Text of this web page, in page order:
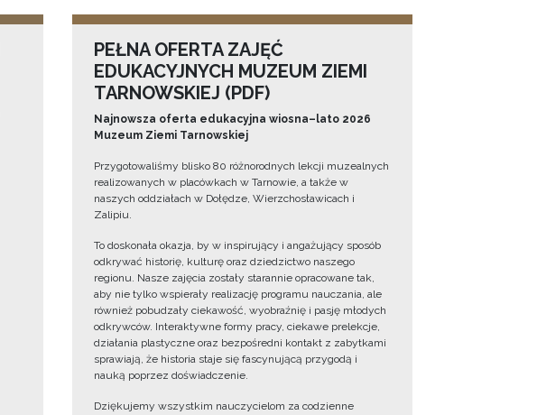
PEŁNA OFERTA ZAJĘĆ
EDUKACYJNYCH MUZEUM ZIEMI
TARNOWSKIEJ (PDF)
Najnowsza oferta edukacyjna wiosna–lato 2026
Muzeum Ziemi Tarnowskiej
Przygotowaliśmy blisko 80 różnorodnych lekcji muzealnych
realizowanych w placówkach w Tarnowie, a także w
naszych oddziałach w Dołędze, Wierzchosławicach i
Zalipiu.
To doskonała okazja, by w inspirujący i angażujący sposób
odkrywać historię, kulturę oraz dziedzictwo naszego
regionu. Nasze zajęcia zostały starannie opracowane tak,
aby nie tylko wspierały realizację programu nauczania, ale
również pobudzały ciekawość, wyobraźnię i pasję młodych
odkrywców. Interaktywne formy pracy, ciekawe prelekcje,
działania plastyczne oraz bezpośredni kontakt z zabytkami
sprawiają, że historia staje się fascynującą przygodą i
nauką poprzez doświadczenie.
Dziękujemy wszystkim nauczycielom za codzienne